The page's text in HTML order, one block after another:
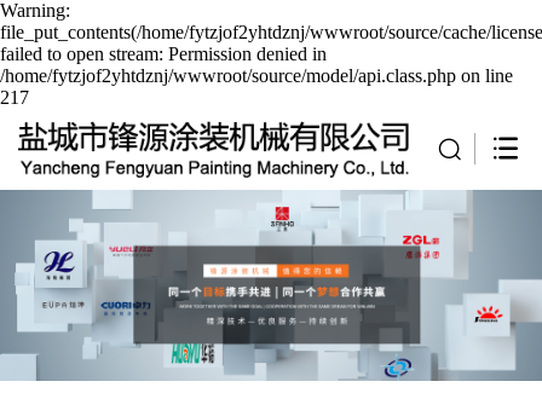
Warning:
file_put_contents(/home/fytzjof2yhtdznj/wwwroot/source/cache/
failed to open stream: Permission denied in
/home/fytzjof2yhtdznj/wwwroot/source/model/api.class.php on line
217